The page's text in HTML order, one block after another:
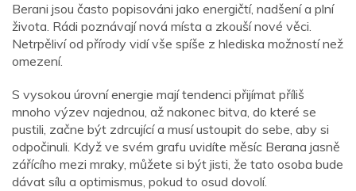
Berani jsou často popisováni jako energičtí, nadšení a plní
života. Rádi poznávají nová místa a zkouší nové věci.
Netrpěliví od přírody vidí vše spíše z hlediska možností než
omezení.
S vysokou úrovní energie mají tendenci přijímat příliš
mnoho výzev najednou, až nakonec bitva, do které se
pustili, začne být zdrcující a musí ustoupit do sebe, aby si
odpočinuli. Když ve svém grafu uvidíte měsíc Berana jasně
zářícího mezi mraky, můžete si být jisti, že tato osoba bude
dávat sílu a optimismus, pokud to osud dovolí.